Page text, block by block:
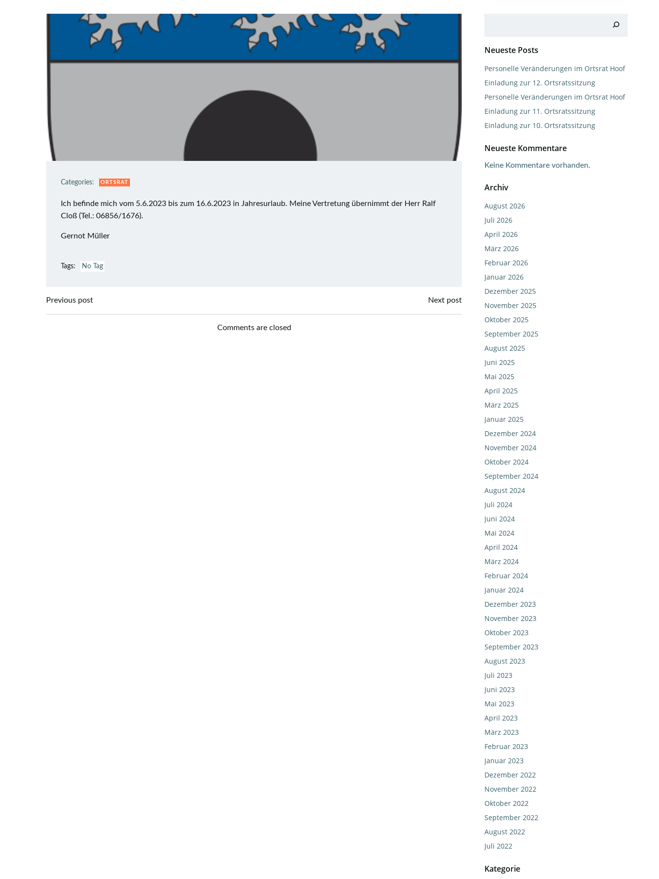
Categories: ORTSRAT
Ich befinde mich vom 5.6.2023 bis zum 16.6.2023 in Jahresurlaub. Meine Vertretung übernimmt der Herr Ralf
Cloß (Tel.: 06856/1676).
Gernot Müller
Tags: No Tag
Post
Previous post
navigation
Next post
Comments are closed
Neueste Posts
Personelle Veränderungen im Ortsrat Hoof
Einladung zur 12. Ortsratssitzung
Personelle Veränderungen im Ortsrat Hoof
Einladung zur 11. Ortsratssitzung
Einladung zur 10. Ortsratssitzung
Neueste Kommentare
Keine Kommentare vorhanden.
Archiv
August 2026
Juli 2026
April 2026
März 2026
Februar 2026
Januar 2026
Dezember 2025
November 2025
Oktober 2025
September 2025
August 2025
Juni 2025
Mai 2025
April 2025
März 2025
Januar 2025
Dezember 2024
November 2024
Oktober 2024
September 2024
August 2024
Juli 2024
Juni 2024
Mai 2024
April 2024
März 2024
Februar 2024
Januar 2024
Dezember 2023
November 2023
Oktober 2023
September 2023
August 2023
Juli 2023
Juni 2023
Mai 2023
April 2023
März 2023
Februar 2023
Januar 2023
Dezember 2022
November 2022
Oktober 2022
September 2022
August 2022
Juli 2022
Kategorie